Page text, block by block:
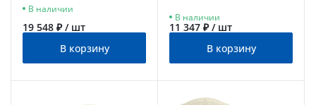
В наличии
19 548 ₽ / шт
В корзину
В наличии
11 347 ₽ / шт
В корзину